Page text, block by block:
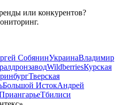
или конкурентов?
СобянинУкраинаВладимир
WildberriesКурская
Тверская
Большой ИстокАндрей
Тбилиси